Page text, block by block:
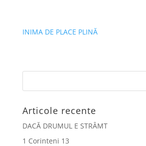
INIMA DE PLACE PLINĂ
Articole recente
DACĂ DRUMUL E STRÂMT
1 Corinteni 13